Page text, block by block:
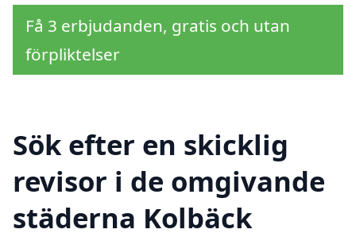
Få 3 erbjudanden, gratis och utan
förpliktelser
Sök efter en skicklig
revisor i de omgivande
städerna Kolbäck